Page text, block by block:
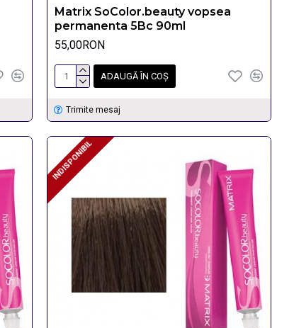
Matrix SoColor.beauty vopsea
permanenta 5Bc 90ml
55,00RON
ADAUGĂ ÎN COŞ
Trimite mesaj
INDISPONIBIL
INDISPONIBIL